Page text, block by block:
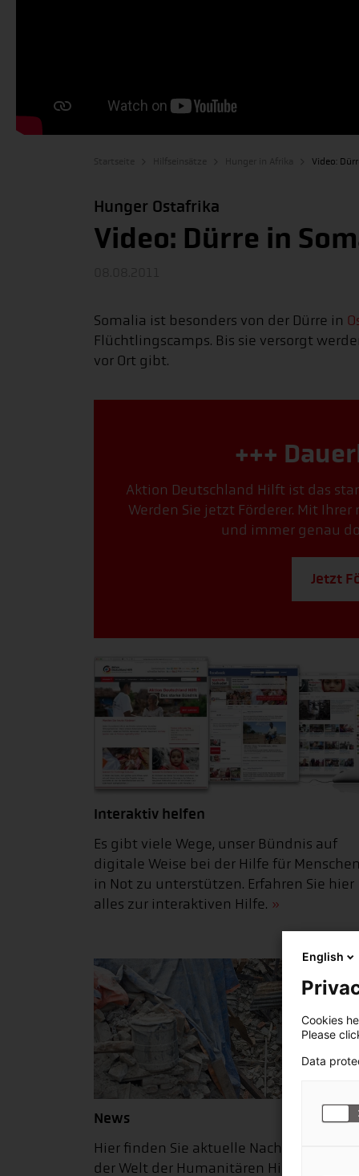
Video:
Hunger Ostafrika
Video: Dürre in
Somalia ist besonders von der Dürre in
Flüchtlingscamps. Bis sie versorgt
vor Ort gibt.
+++
Aktion Deutschland Hilft ist das
Werden Sie jetzt Förderer. Mit
und immer genau
Jetzt
Interaktiv helfen
Es gibt viele Wege, unser Bündnis auf
digitale Weise bei der Hilfe für Menschen
in Not zu unterstützen. Erfahren Sie hier
alles zur interaktiven Hilfe.
News
Hier finden Sie aktuelle Nachrichten aus
der Welt der Humanitären Hilfe und
English
Cookies
Please
Data